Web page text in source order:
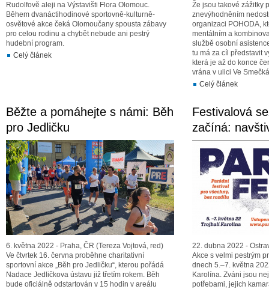
Rudolfově aleji na Výstavišti Flora Olomouc.
Během dvanáctihodinové sportovně-kulturně-
osvětové akce čeká Olomoučany spousta zábavy
pro celou rodinu a chybět nebude ani pestrý
hudební program.
Celý článek
Že jsou takové zážitky
znevýhodněním
organizaci POHODA,
mentálním a
službě osobní
tu má za cíl představit
která je až do konce
vrána v ulici Ve
Celý článek
Běžte a pomáhejte s námi: Běh
pro Jedličku
6. května 2022 - Praha, ČR (Tereza Vojtová, red)
Ve čtvrtek 16. června proběhne charitativní
sportovní akce „Běh pro Jedličku“, kterou pořádá
Nadace Jedličkova ústavu již třetím rokem. Běh
bude oficiálně odstartován v 15 hodin v areálu
Festivalová
začíná:
22. dubna 2022 -
Akce s velmi pestrým
dnech 5.–7. května
Karolína. Zváni jsou
potřebami, jejich